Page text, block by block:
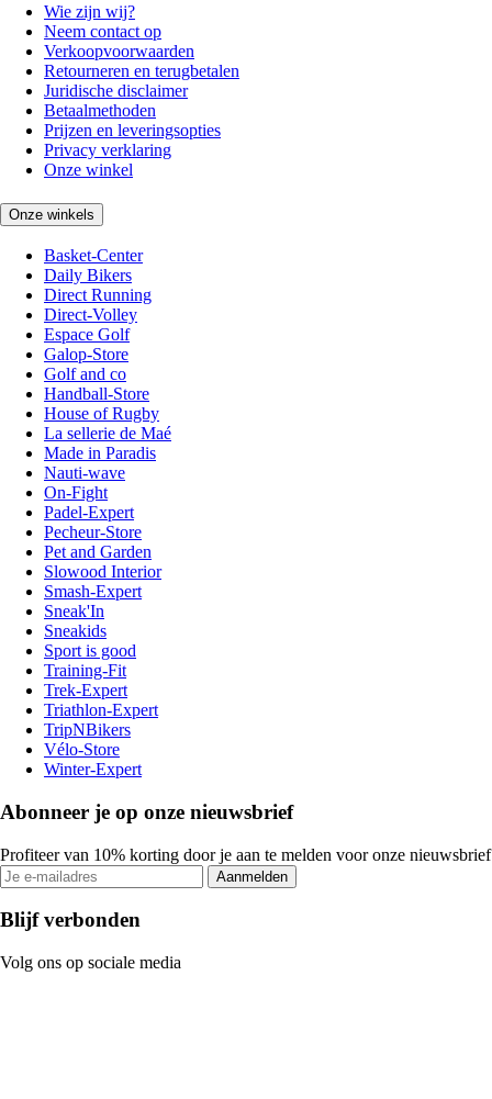
Wie zijn wij?
Neem contact op
Verkoopvoorwaarden
Retourneren en terugbetalen
Juridische disclaimer
Betaalmethoden
Prijzen en leveringsopties
Privacy verklaring
Onze winkel
Onze winkels
Basket-Center
Daily Bikers
Direct Running
Direct-Volley
Espace Golf
Galop-Store
Golf and co
Handball-Store
House of Rugby
La sellerie de Maé
Made in Paradis
Nauti-wave
On-Fight
Padel-Expert
Pecheur-Store
Pet and Garden
Slowood Interior
Smash-Expert
Sneak'In
Sneakids
Sport is good
Training-Fit
Trek-Expert
Triathlon-Expert
TripNBikers
Vélo-Store
Winter-Expert
Abonneer je op onze nieuwsbrief
Profiteer van 10% korting door je aan te melden voor onze nieuwsbrief
Aanmelden
Blijf verbonden
Volg ons op sociale media